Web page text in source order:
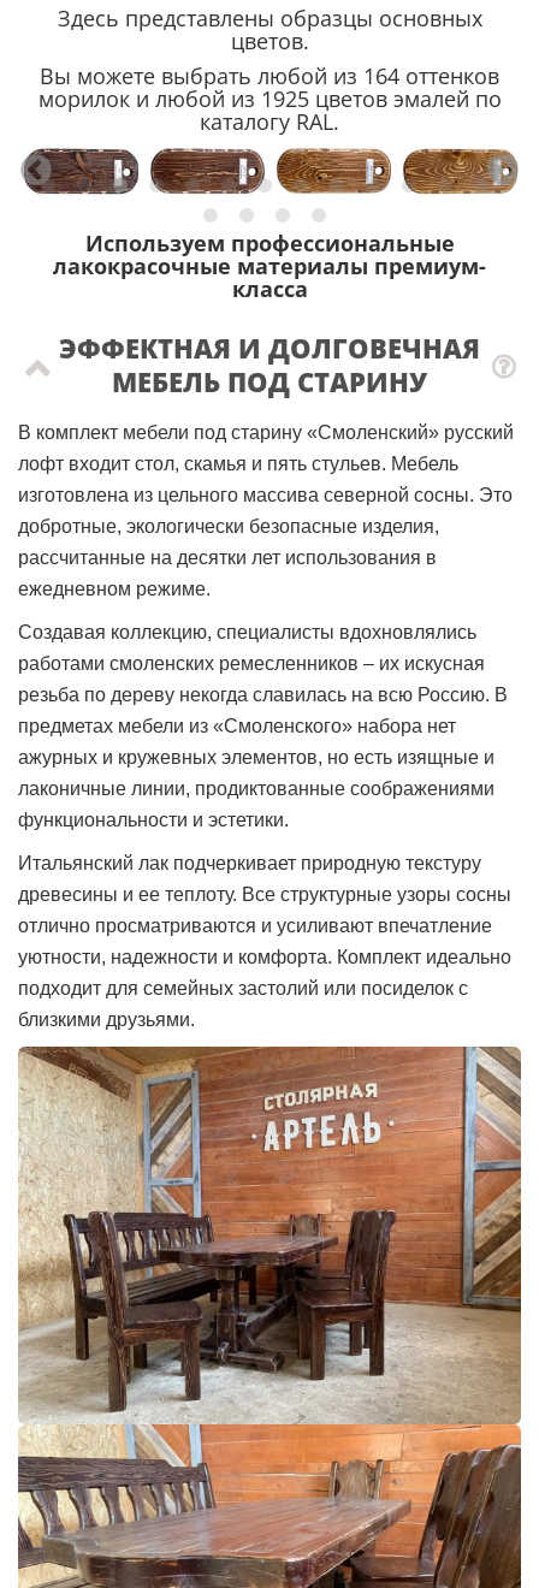
Здесь представлены образцы основных
цветов.
Вы можете выбрать любой из 164 оттенков
морилок и любой из 1925 цветов эмалей по
каталогу RAL.
Используем профессиональные
лакокрасочные материалы премиум-
класса
ЭФФЕКТНАЯ И ДОЛГОВЕЧНАЯ
МЕБЕЛЬ ПОД СТАРИНУ
В комплект мебели под старину «Смоленский» русский
лофт входит стол, скамья и пять стульев. Мебель
изготовлена из цельного массива северной сосны. Это
добротные, экологически безопасные изделия,
рассчитанные на десятки лет использования в
ежедневном режиме.
Создавая коллекцию, специалисты вдохновлялись
работами смоленских ремесленников – их искусная
резьба по дереву некогда славилась на всю Россию. В
предметах мебели из «Смоленского» набора нет
ажурных и кружевных элементов, но есть изящные и
лаконичные линии, продиктованные соображениями
функциональности и эстетики.
Итальянский лак подчеркивает природную текстуру
древесины и ее теплоту. Все структурные узоры сосны
отлично просматриваются и усиливают впечатление
уютности, надежности и комфорта. Комплект идеально
подходит для семейных застолий или посиделок с
близкими друзьями.